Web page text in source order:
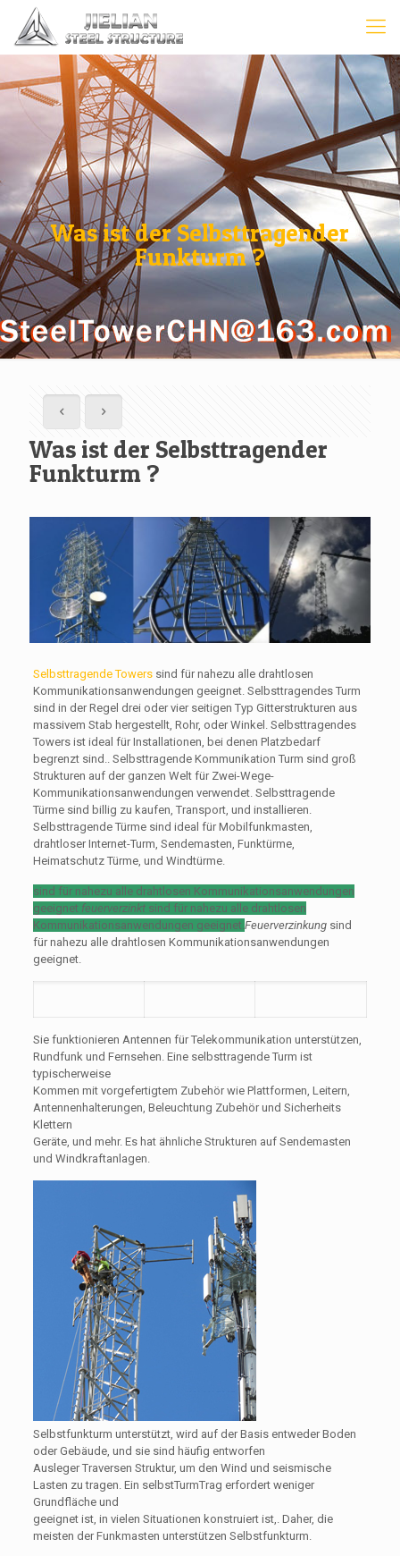
Was ist der Selbsttragender
Funkturm ?
Was ist der Selbsttragender
Funkturm ?
Selbsttragende Towerssind für nahezu alle drahtlosen
Kommunikationsanwendungen geeignet. Selbsttragendes Turm
sind in der Regel drei oder vier seitigen Typ Gitterstrukturen aus
massivem Stab hergestellt, Rohr, oder Winkel. Selbsttragendes
Towers ist ideal für Installationen, bei denen Platzbedarf
begrenzt sind.. Selbsttragende Kommunikation Turm sind groß
Strukturen auf der ganzen Welt für Zwei-Wege-
Kommunikationsanwendungen verwendet. Selbsttragende
Türme sind billig zu kaufen, Transport, und installieren.
Selbsttragende Türme sind ideal für Mobilfunkmasten,
drahtloser Internet-Turm, Sendemasten, Funktürme,
Heimatschutz Türme, und Windtürme.
sind für nahezu alle drahtlosen Kommunikationsanwendungen
geeignet feuerverzinktsind für nahezu alle drahtlosen
Kommunikationsanwendungen geeignet. Feuerverzinkungsind
für nahezu alle drahtlosen Kommunikationsanwendungen
geeignet.
Sie funktionieren Antennen für Telekommunikation unterstützen,
Rundfunk und Fernsehen. Eine selbsttragende Turm ist
typischerweise
Kommen mit vorgefertigtem Zubehör wie Plattformen, Leitern,
Antennenhalterungen, Beleuchtung Zubehör und Sicherheits
Klettern
Geräte, und mehr. Es hat ähnliche Strukturen auf Sendemasten
und Windkraftanlagen.
Selbstfunkturm unterstützt, wird auf der Basis entweder Boden
oder Gebäude, und sie sind häufig entworfen
Ausleger Traversen Struktur, um den Wind und seismische
Lasten zu tragen. Ein selbstTurmTrag erfordert weniger
Grundfläche und
geeignet ist, in vielen Situationen konstruiert ist,. Daher, die
meisten der Funkmasten unterstützen Selbstfunkturm.